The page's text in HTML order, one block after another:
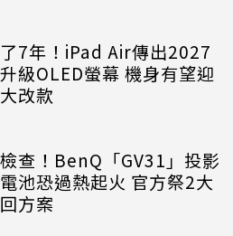
7年！iPad Air傳出2027
級OLED螢幕 機身有望迎
改款
查！BenQ「GV31」投影
池恐過熱起火 官方祭2大
方案